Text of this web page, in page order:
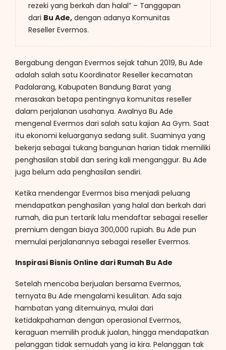
rezeki yang berkah dan halal” – Tanggapan
dari Bu Ade, dengan adanya Komunitas
Reseller Evermos.
Bergabung dengan Evermos sejak tahun 2019, Bu Ade
adalah salah satu Koordinator Reseller kecamatan
Padalarang, Kabupaten Bandung Barat yang
merasakan betapa pentingnya komunitas reseller
dalam perjalanan usahanya. Awalnya Bu Ade
mengenal Evermos dari salah satu kajian Aa Gym. Saat
itu ekonomi keluarganya sedang sulit. Suaminya yang
bekerja sebagai tukang bangunan harian tidak memiliki
penghasilan stabil dan sering kali menganggur. Bu Ade
juga belum ada penghasilan sendiri.
Ketika mendengar Evermos bisa menjadi peluang
mendapatkan penghasilan yang halal dan berkah dari
rumah, dia pun tertarik lalu mendaftar sebagai reseller
premium dengan biaya 300,000 rupiah. Bu Ade pun
memulai perjalanannya sebagai reseller Evermos.
Inspirasi Bisnis Online dari Rumah Bu Ade
Setelah mencoba berjualan bersama Evermos,
ternyata Bu Ade mengalami kesulitan. Ada saja
hambatan yang ditemuinya, mulai dari
ketidakpahaman dengan operasional Evermos,
keraguan memilih produk jualan, hingga mendapatkan
pelanggan tidak semudah yang ia kira. Pelanggan tak